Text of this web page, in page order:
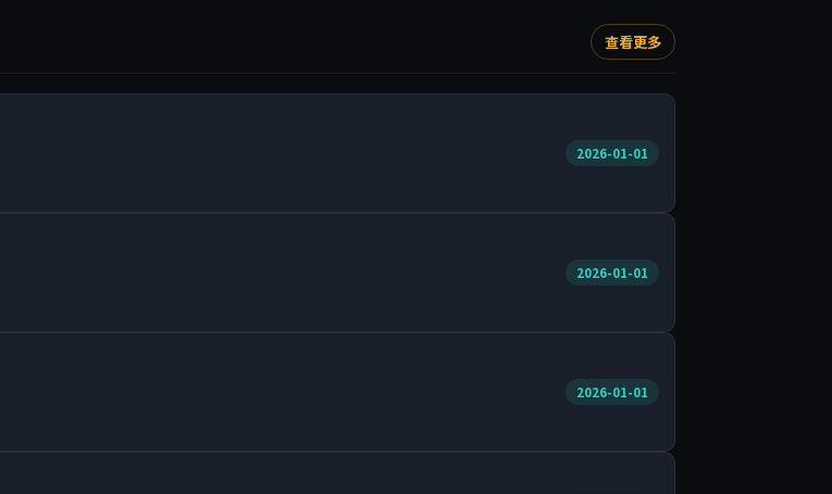
查看更多
2026-01-01
2026-01-01
2026-01-01